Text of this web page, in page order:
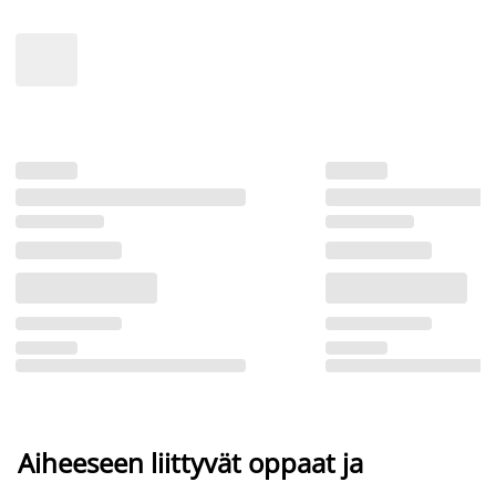
Aiheeseen liittyvät oppaat ja